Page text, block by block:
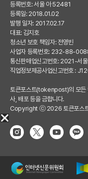
등록번호: 서울 아 52481
등록일: 2018.01.02
발행 일자: 2017.02.17
대표: 김지호
청소년 보호 책임자: 전영빈
사업자 등록번호: 232-88-
통신판매업신고번호: 2021-서
직업정보제공사업신고번호 :
토큰포스트(tokenpost)의 모든
사, 배포 등을 금합니다.
Copyright ⓒ 2026 토큰포스